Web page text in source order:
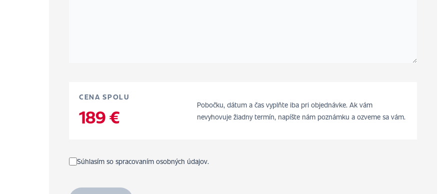
CENA SPOLU
189 €
Pobočku, dátum a čas vyplňte iba pri objednávke. Ak vám
nevyhovuje žiadny termín, napíšte nám poznámku a ozveme sa vám.
Súhlasím so spracovaním osobných údajov.